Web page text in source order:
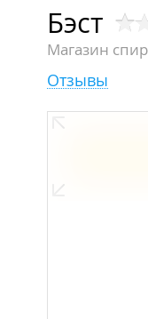
Бэст
Магазин
Отзывы